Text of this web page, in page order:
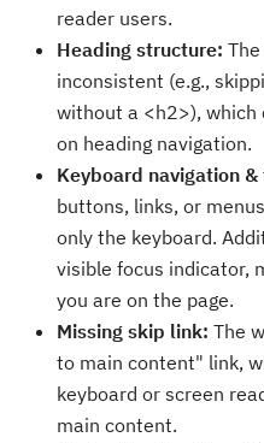
reader users.
Heading structure:
inconsistent (e.g.,
without a <h2>), which
on heading navigation.
Keyboard navigation
buttons, links, or
only the keyboard.
visible focus indicator,
you are on the page.
Missing skip link: The
to main content" link,
keyboard or screen
main content.